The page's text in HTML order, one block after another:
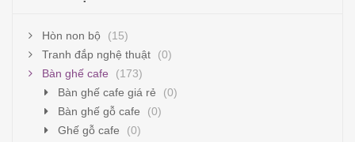
Hòn non bộ
(15)
Tranh đắp nghệ thuật
(0)
Bàn ghế cafe
(173)
Bàn ghế cafe giá rẻ
(0)
Bàn ghế gỗ cafe
(0)
Ghế gỗ cafe
(0)